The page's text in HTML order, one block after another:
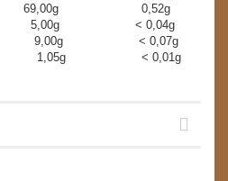
69,00g 0,52g
5,00g < 0,04g
< 0,07g
< 0,01g